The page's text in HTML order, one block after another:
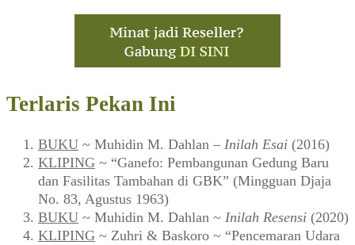
Terlaris Pekan Ini
BUKU ~ Muhidin M. Dahlan – Inilah Esai (2016)
KLIPING ~ “Ganefo: Pembangunan Gedung Baru
dan Fasilitas Tambahan di GBK” (Mingguan Djaja
No. 83, Agustus 1963)
BUKU ~ Muhidin M. Dahlan ~ Inilah Resensi (2020)
KLIPING ~ Zuhri & Baskoro ~ “Pencemaran Udara